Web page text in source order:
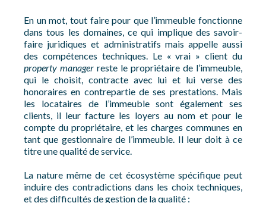
En un mot, tout faire pour que l’immeuble fonctionne
dans tous les domaines, ce qui implique des savoir-
faire juridiques et administratifs mais appelle aussi
des compétences techniques. Le « vrai » client du
property manager reste le propriétaire de l’immeuble,
qui le choisit, contracte avec lui et lui verse des
honoraires en contrepartie de ses prestations. Mais
les locataires de l’immeuble sont également ses
clients, il leur facture les loyers au nom et pour le
compte du propriétaire, et les charges communes en
tant que gestionnaire de l’immeuble. Il leur doit à ce
titre une qualité de service.
La nature même de cet écosystème spécifique peut
induire des contradictions dans les choix techniques,
et des difficultés de gestion de la qualité :